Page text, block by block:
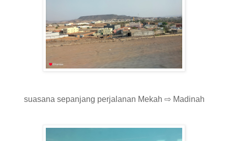
suasana sepanjang perjalanan Mekah ⇨ Madinah